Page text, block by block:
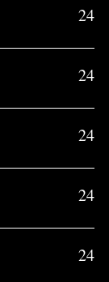
24
24
24
24
24